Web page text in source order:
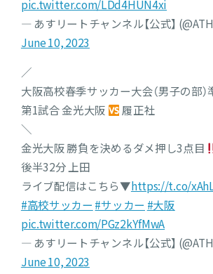
pic.twitter.com/LDd4HUN4xi
— あすリートチャンネル【公式】
June 10, 2023
／
大阪高校春季サッカー大会（男子の部）
第1試合 金光大阪
履正社
＼
金光大阪 勝負を決めるダメ押し3点目
後半32分 上田
ライブ配信はこちら▼https://t.co/
#高校サッカー #サッカー #大阪
pic.twitter.com/PGz2kYfMwA
— あすリートチャンネル【公式】
June 10, 2023